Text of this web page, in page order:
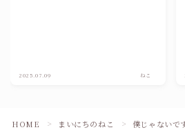
2025.07.09 ねこ
HOME ＞ まいにちのねこ ＞ 僕じゃないで